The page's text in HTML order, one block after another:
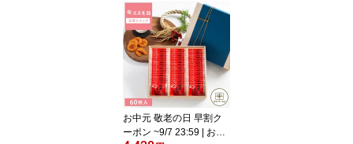
め合わせ 洋菓子 ｜ 博多
風美庵 苺スイーツギフト
セット Lサイズ 【0】 冷
蔵 宅急便発送 Agift
お中元 敬老の日 早割ク
ーポン ~9/7 23:59 | お菓